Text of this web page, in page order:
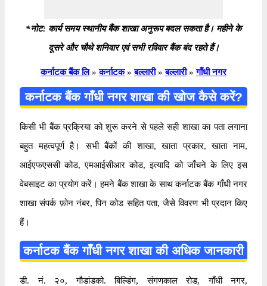
*नोट: कार्य समय स्थानीय बैंक शाखा अनुरूप बदल सकता है। महीने के
दूसरे और चौथे शनिवार एवं सभी रविवार बैंक बंद रहते हैं।
कर्नाटक बैंक लि » कर्नाटक » बल्लारी » बल्लारी » गाँधी नगर
कर्नाटक बैंक गाँधी नगर शाखा की खोज कैसे करें?
किसी भी बैंक प्रक्रिया को शुरू करने से पहले सही शाखा का पता लगाना
बहुत महत्वपूर्ण है। सभी बैंकों की शाखा, खाता प्रकार, खाता नाम,
आईएफएससी कोड, एमआईसीआर कोड, इत्यादि को जाँचने के लिए इस
वेबसाइट का प्रयोग करें। हमने बैंक शाखा के साथ कर्नाटक बैंक गाँधी नगर
शाखा संपर्क फ़ोन नंबर, पिन कोड सहित पता, जैसे विवरण भी प्रदान किए
हैं।
कर्नाटक बैंक गाँधी नगर शाखा की अधिक जानकारी
डी. नं. २०, गौडांडको. बिल्डिंग, संगणकाल रोड, गाँधी नगर,